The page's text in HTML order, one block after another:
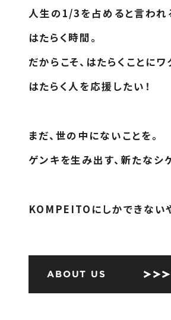
人生の1/3を占めると言われ
はたらく時間。
だからこそ、はたらくことにワ
はたらく人を応援したい！
まだ、世の中にないことを。
ゲンキを生み出す、新たなシ
KOMPEITOにしかできない
ABOUT US